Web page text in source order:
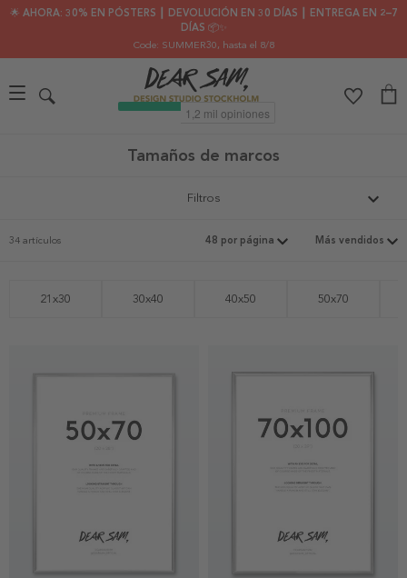
🌟 AHORA: 30% EN PÓSTERS ┃ DEVOLUCIÓN EN 30 DÍAS ┃ ENTREGA EN 2–7
DÍAS 📦✨
Code: SUMMER30, hasta el 8/8
Tamaños de marcos
Filtros
34 artículos
21x30 30x40 40x50 50x70